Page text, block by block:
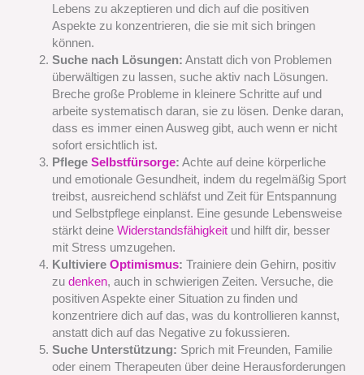
Lebens zu akzeptieren und dich auf die positiven
Aspekte zu konzentrieren, die sie mit sich bringen
können.
Suche nach Lösungen: Anstatt dich von Problemen
überwältigen zu lassen, suche aktiv nach Lösungen.
Breche große Probleme in kleinere Schritte auf und
arbeite systematisch daran, sie zu lösen. Denke daran,
dass es immer einen Ausweg gibt, auch wenn er nicht
sofort ersichtlich ist.
Pflege Selbstfürsorge: Achte auf deine körperliche
und emotionale Gesundheit, indem du regelmäßig Sport
treibst, ausreichend schläfst und Zeit für Entspannung
und Selbstpflege einplanst. Eine gesunde Lebensweise
stärkt deine Widerstandsfähigkeitund hilft dir, besser
mit Stress umzugehen.
Kultiviere Optimismus: Trainiere dein Gehirn, positiv
zu denken, auch in schwierigen Zeiten. Versuche, die
positiven Aspekte einer Situation zu finden und
konzentriere dich auf das, was du kontrollieren kannst,
anstatt dich auf das Negative zu fokussieren.
Suche Unterstützung: Sprich mit Freunden, Familie
oder einem Therapeuten über deine Herausforderungen